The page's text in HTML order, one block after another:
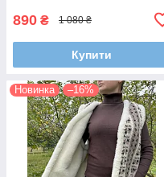
890 ₴ 1 080 ₴
Купити
Новинка –16%